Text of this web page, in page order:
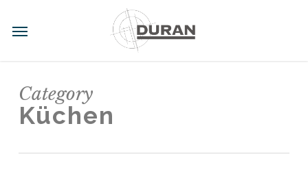
main
Menu
Category
Küchen